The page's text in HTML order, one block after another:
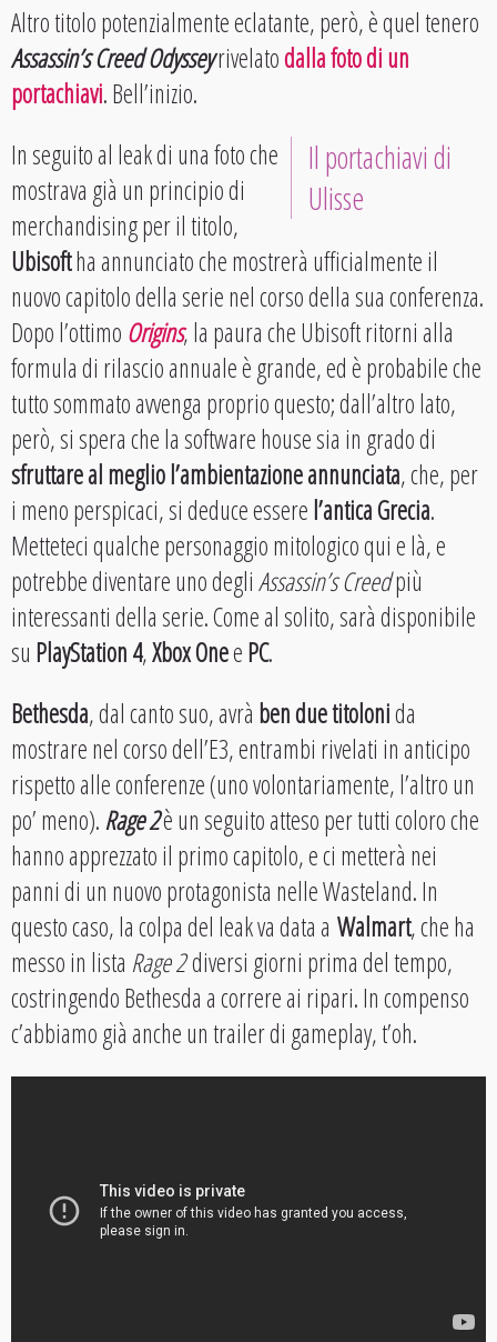
Altro titolo potenzialmente eclatante, però, è quel tenero
Assassin’s Creed Odysseyrivelatodalla foto di un
portachiavi. Bell’inizio.
Il portachiavi di
Ulisse
In seguito al leak di una foto che
mostrava già un principio di
merchandising per il titolo,
Ubisoftha annunciato che mostrerà ufficialmente il
nuovo capitolo della serie nel corso della sua conferenza.
Dopo l’ottimo Origins, la paura che Ubisoft ritorni alla
formula di rilascio annuale è grande, ed è probabile che
tutto sommato avvenga proprio questo; dall’altro lato,
però, si spera che la software house sia in grado di
sfruttare al meglio l’ambientazione annunciata, che, per
i meno perspicaci, si deduce esserel’antica Grecia.
Metteteci qualche personaggio mitologico qui e là, e
potrebbe diventare uno degliAssassin’s Creedpiù
interessanti della serie. Come al solito, sarà disponibile
su PlayStation 4,Xbox OneePC.
Bethesda, dal canto suo, avrà ben due titolonida
mostrare nel corso dell’E3, entrambi rivelati in anticipo
rispetto alle conferenze (uno volontariamente, l’altro un
po’ meno).Rage 2è un seguito atteso per tutti coloro che
hanno apprezzato il primo capitolo, e ci metterà nei
panni di un nuovo protagonista nelle Wasteland. In
questo caso, la colpa del leak va data a Walmart, che ha
messo in lista Rage 2diversi giorni prima del tempo,
costringendo Bethesda a correre ai ripari. In compenso
c’abbiamo già anche un trailer di gameplay, t’oh.